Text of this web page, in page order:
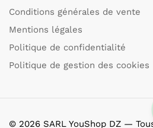
Conditions générales de vente
Mentions légales
Politique de confidentialité
Politique de gestion des cookies
© 2026 SARL YouShop DZ —